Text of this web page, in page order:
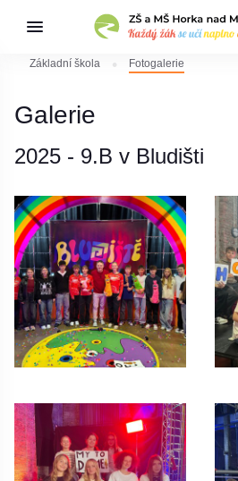
Základní škola Fotogalerie
Galerie
2025 - 9.B v Bludišti